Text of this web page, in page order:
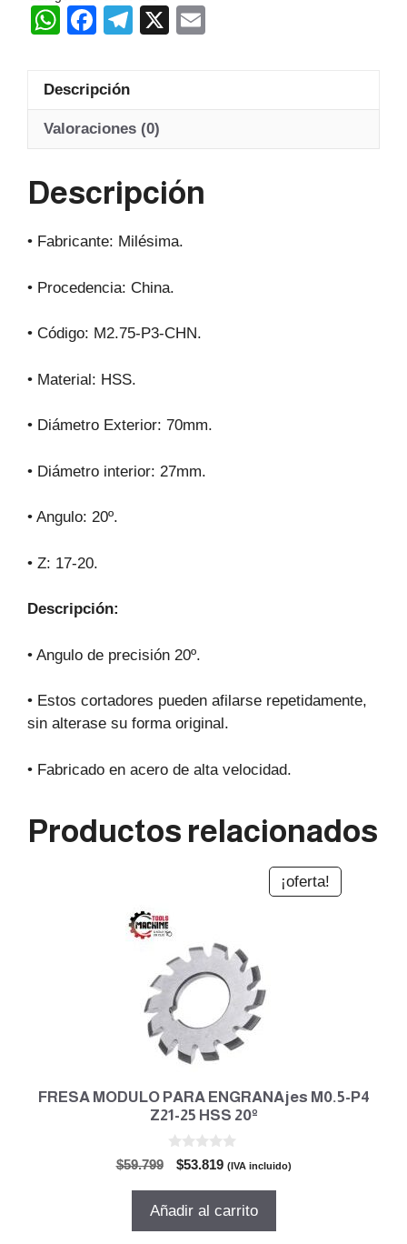
20
Hss
W
at
s
A
p
F
c
e
b
o
T
gr
a
X
Descripción
Valoraciones (0)
Descripción
• Fabricante: Milésima.
• Procedencia: China.
• Código: M2.75-P3-CHN.
• Material: HSS.
• Diámetro Exterior: 70mm.
• Diámetro interior: 27mm.
• Angulo: 20º.
• Z: 17-20.
Descripción:
• Angulo de precisión 20º.
• Estos cortadores pueden afilarse repetidamente,
sin alterase su forma original.
• Fabricado en acero de alta velocidad.
Productos relacionados
¡oferta!
FRESA MODULO PARA ENGRANAjes M0.5-P4
Z21-25 HSS 20º
$59.799
El
original
$53.819El
actual
(IVA incluido)
Añadir al carrito